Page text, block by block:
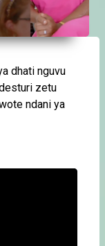
dhati nguvu
zetu
ndani ya